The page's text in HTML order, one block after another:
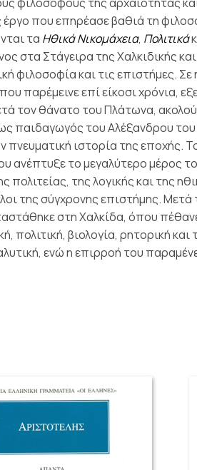
που επηρέασε βαθιά τη
τα Ηθικά Νικομάχεια, Πολιτικά
στα Στάγειρα της Χαλκιδικής
και τις επιστήμες. Σε
παρέμεινε επί είκοσι χρόνια,
τον θάνατο του Πλάτωνα,
παιδαγωγός του Αλέξανδρου
πνευματική ιστορία της εποχής.
ανέπτυξε το μεγαλύτερο μέρος
πολιτείας, της λογικής και της
της σύγχρονης επιστήμης.Μετά
στη Χαλκίδα, όπου
πολιτική, βιολογία, ρητορική
ενώ η επιρροή του